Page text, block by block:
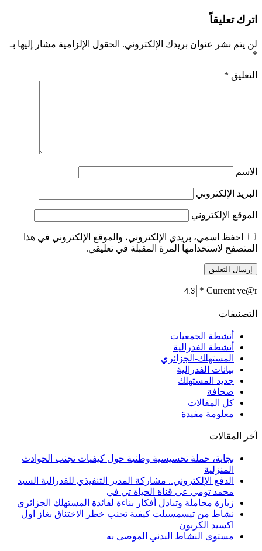
اترك تعليقاً
لن يتم نشر عنوان بريدك الإلكتروني. الحقول الإلزامية مشار إليها بـ
*
التعليق *
الاسم
البريد الإلكتروني
الموقع الإلكتروني
احفظ اسمي، بريدي الإلكتروني، والموقع الإلكتروني في هذا
المتصفح لاستخدامها المرة المقبلة في تعليقي.
Current ye@r
*
التصنيفات
أنشطة الجمعيات
أنشطة الفدرالية
المستهلك-الجزائري
بيانات الفدرالية
جديد المستهلك
صحافة
كل المقالات
معلومة مفيدة
آخر المقالات
بجاية، حملة تحسيسية وطنية حول كيفيات تجنب الحوادث
المنزلية
الدفع الإلكتروني.. مشاركة المدير التنفيذي للفدرالية السيد
محمد تومي عى قناة الحياة تي في
زيارة مجاملة وتبادل أفكار بناءة لفائدة المستهلك الجزائري
نشاط من تيسمسيلت كيفية تجنب خطر الاختناق بغاز اول
اكسيد الكربون
مستوى النشاط البدني الموصى به